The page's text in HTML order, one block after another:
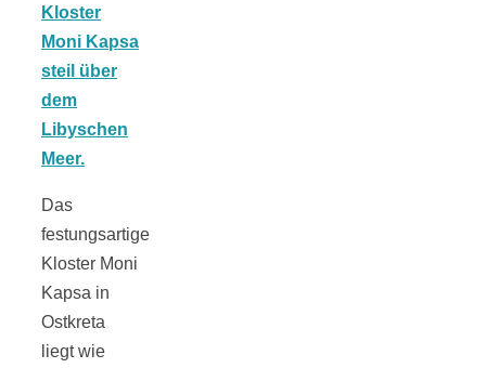
Das
festungsartige
Kloster Moni
Kapsa in
Ostkreta
liegt wie